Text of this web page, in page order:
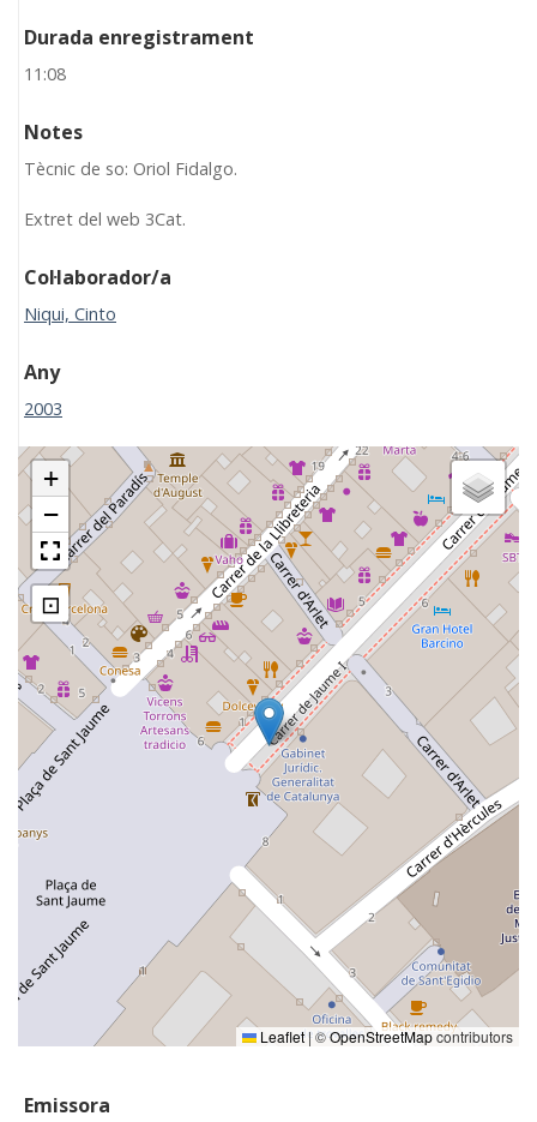
Durada enregistrament
11:08
Notes
Tècnic de so: Oriol Fidalgo.
Extret del web 3Cat.
Col·laborador/a
Niqui, Cinto
Any
2003
+
−
⊡
Leaflet|©OpenStreetMapcontributors
Emissora